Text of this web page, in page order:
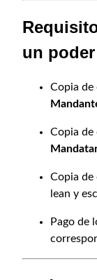
a
cun poder
Copia de
Copia de
Copia de
lean y
Pago de